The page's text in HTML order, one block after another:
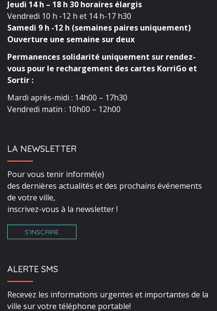
Jeudi 14 h – 18 h 30 horaires élargis
Vendredi 10 h -12 h et 14 h-17 h30
Samedi 9 h -12 h (semaines paires uniquement)
Ouverture une semaine sur deux
Permanences solidarité uniquement sur rendez-
vous pour le rechargement des cartes KorriGo et
Sortir :
Mardi après-midi : 14h00 – 17h30
Vendredi matin : 10h00 – 12h00
LA NEWSLETTER
Pour vous tenir informé(e)
des dernières actualités et des prochains événements
de votre ville,
inscrivez-vous à la newsletter !
S’INSCRIRE
ALERTE SMS
Recevez les informations urgentes et importantes de la
ville sur votre téléphone portable!